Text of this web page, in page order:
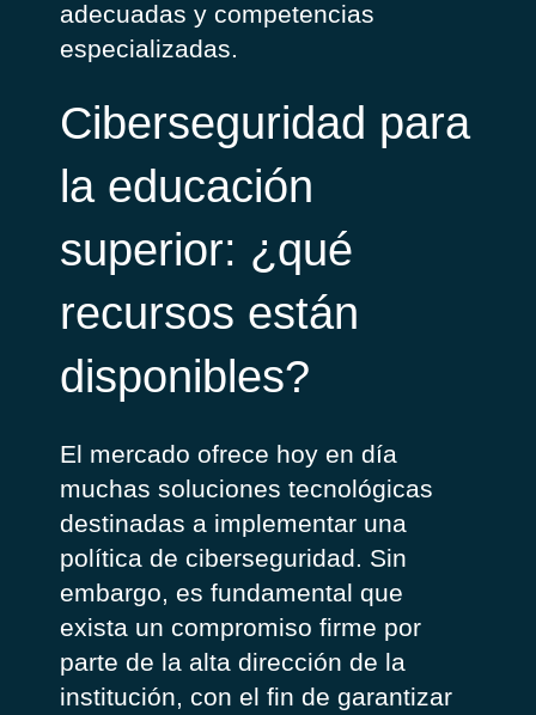
adecuadas y competencias
especializadas.
Ciberseguridad para
la educación
superior: ¿qué
recursos están
disponibles?
El mercado ofrece hoy en día
muchas soluciones tecnológicas
destinadas a implementar una
política de ciberseguridad. Sin
embargo, es fundamental que
exista un compromiso firme por
parte de la alta dirección de la
institución, con el fin de garantizar